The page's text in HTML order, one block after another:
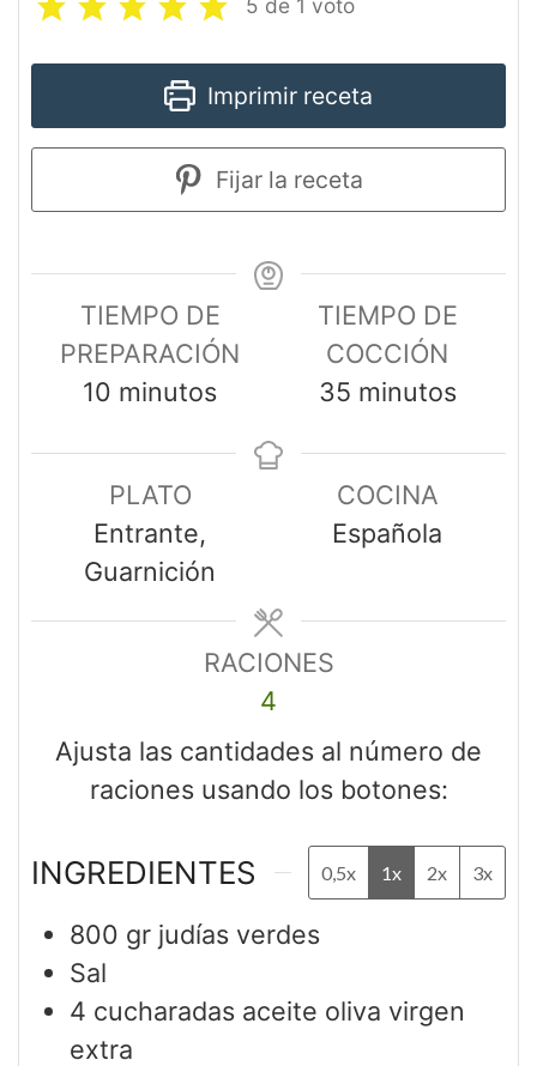
5 de 1 voto
Imprimir receta
Fijar la receta
TIEMPO DE
PREPARACIÓN
10 minutos
TIEMPO DE
COCCIÓN
35 minutos
PLATO
Entrante,
Guarnición
COCINA
Española
RACIONES
4
Ajusta las cantidades al número de
raciones usando los botones:
INGREDIENTES 0,5x 1x 2x 3x
800 gr judías verdes
Sal
4 cucharadas aceite oliva virgen
extra